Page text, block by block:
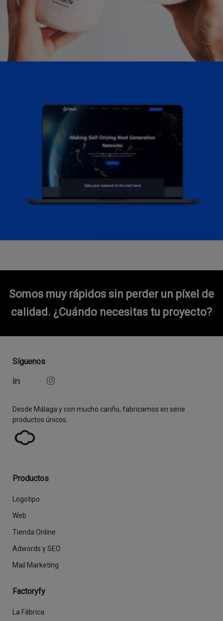
Somos muy rápidos sin perder un píxel de
calidad. ¿Cuándo necesitas tu proyecto?
Síguenos
Desde Málaga y con mucho cariño, fabricamos en serie
productos únicos.
Productos
Logotipo
Web
Tienda Online
Adwords y SEO
Mail Marketing
Factoryfy
La Fábrica